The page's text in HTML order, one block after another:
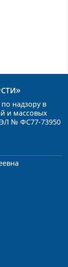
надзору в
и массовых
№ ФС77-73950